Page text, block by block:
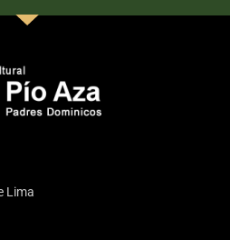
Lima